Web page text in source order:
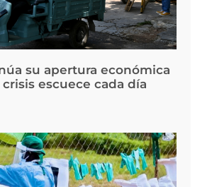
su apertura económica
escuece cada día